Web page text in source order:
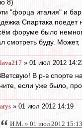
8)
"форца италия" и
Спартака поедет
форуме было
смотреть буду.
» 01 июл 2012
В р-в спорте
если уже было,
» 01 июл 2012 14:19
И.М. » 01 июл 2012 15:13